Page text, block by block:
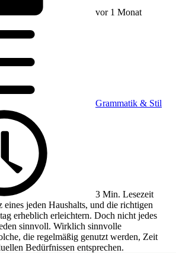
vor 1 Monat
Grammatik & Stil
3 Min. Lesezeit
jeden Haushalts, und die richtigen
erheblich erleichtern. Doch nicht jedes
sinnvoll. Wirklich sinnvolle
die regelmäßig genutzt werden, Zeit
Bedürfnissen entsprechen.